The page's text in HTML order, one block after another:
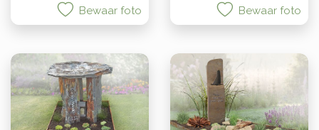
Bewaar foto Bewaar foto